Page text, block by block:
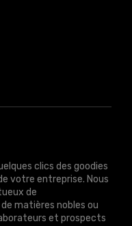
clics des goodies
votre entreprise. Nous
de
matières nobles ou
et prospects